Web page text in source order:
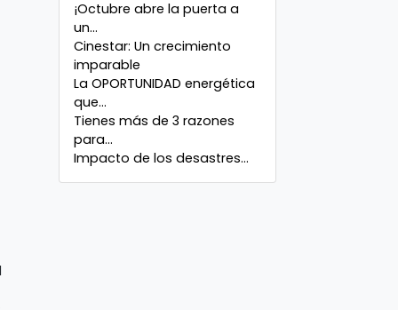
¡Octubre abre la puerta a
un...
Cinestar: Un crecimiento
imparable
La OPORTUNIDAD energética
que...
Tienes más de 3 razones
para...
Impacto de los desastres...